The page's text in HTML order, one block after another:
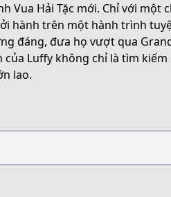
Vua Hải Tặc mới. Chỉ với một
hành trên một hành trình
đáng, đưa họ vượt qua
Luffy không chỉ là tìm
lao.